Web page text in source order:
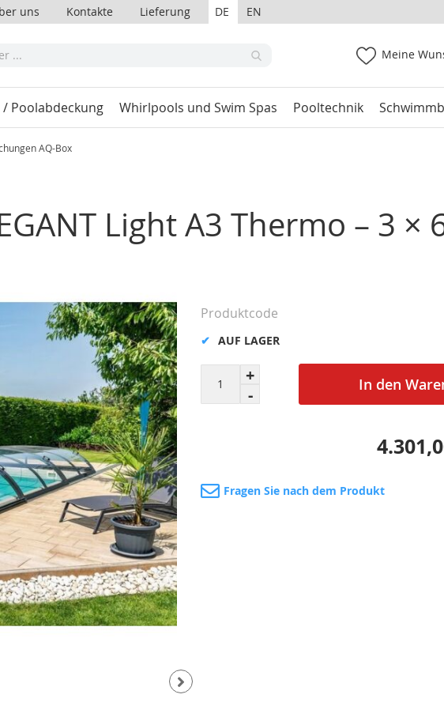
uns Kontakte Lieferung DE EN
Meine
Poolabdeckung Whirlpools und Swim Spas Pooltechnik
AQ-Box
Light A3 Thermo – 3 ×
In den
AUF LAGER
Produktcode
Fragen Sie nach dem Produkt